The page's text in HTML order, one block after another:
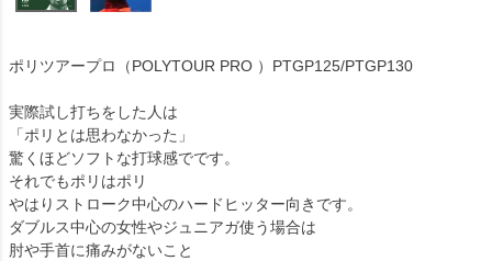
ポリツアープロ（POLYTOUR PRO ）PTGP125/PTGP130
実際試し打ちをした人は
「ポリとは思わなかった」
驚くほどソフトな打球感でです。
それでもポリはポリ
やはりストローク中心のハードヒッター向きです。
ダブルス中心の女性やジュニアガ使う場合は
肘や手首に痛みがないこと